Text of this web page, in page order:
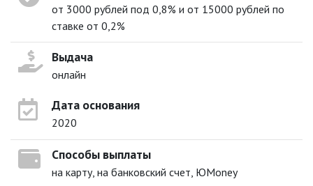
от 3000 рублей под 0,8% и от 15000 рублей по
ставке от 0,2%
Выдача
онлайн
Дата основания
2020
Способы выплаты
на карту, на банковский счет, ЮMoney